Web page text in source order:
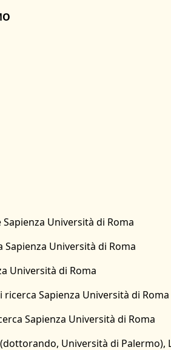
Università di Roma
Università di Roma
Università di Roma
Sapienza Università di Roma
Sapienza Università di Roma
Università di